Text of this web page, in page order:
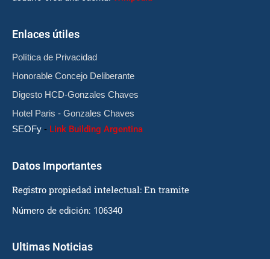
Enlaces útiles
Política de Privacidad
Honorable Concejo Deliberante
Digesto HCD-Gonzales Chaves
Hotel Paris - Gonzales Chaves
SEOFy - Link Building Argentina
Datos Importantes
Registro propiedad intelectual: En tramite
Número de edición: 106340
Ultimas Noticias